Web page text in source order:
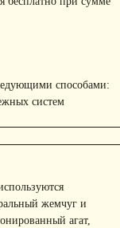
способами:
систем
жемчуг и
агат,